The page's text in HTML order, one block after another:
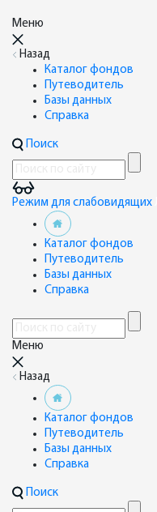
Меню
Назад
Каталог фондов
Путеводитель
Базы данных
Справка
Поиск
Режим для слабовидящих
Каталог фондов
Путеводитель
Базы данных
Справка
Меню
Назад
Каталог фондов
Путеводитель
Базы данных
Справка
Поиск